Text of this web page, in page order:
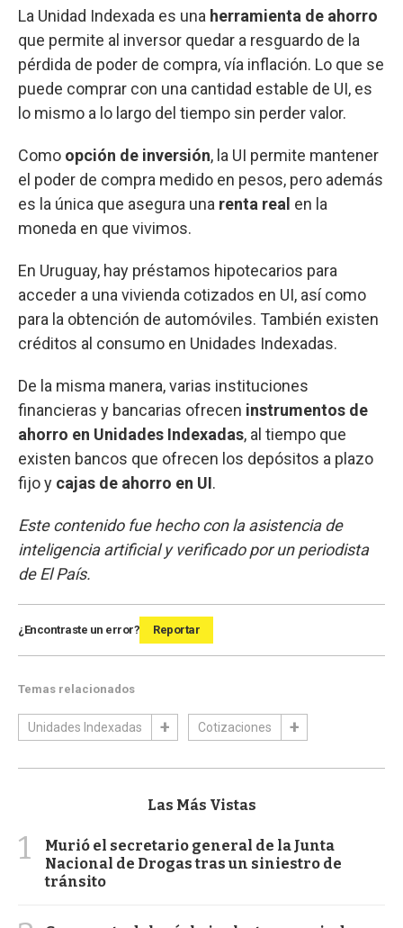
La Unidad Indexada es una herramienta de ahorro
que permite al inversor quedar a resguardo de la
pérdida de poder de compra, vía inflación. Lo que se
puede comprar con una cantidad estable de UI, es
lo mismo a lo largo del tiempo sin perder valor.
Como opción de inversión, la UI permite mantener
el poder de compra medido en pesos, pero además
es la única que asegura una renta real en la
moneda en que vivimos.
En Uruguay, hay préstamos hipotecarios para
acceder a una vivienda cotizados en UI, así como
para la obtención de automóviles. También existen
créditos al consumo en Unidades Indexadas.
De la misma manera, varias instituciones
financieras y bancarias ofrecen instrumentos de
ahorro en Unidades Indexadas, al tiempo que
existen bancos que ofrecen los depósitos a plazo
fijo y cajas de ahorro en UI.
Este contenido fue hecho con la asistencia de
inteligencia artificial y verificado por un periodista
de El País.
¿Encontraste un error? Reportar
Temas relacionados
Unidades Indexadas Cotizaciones
Las Más Vistas
1
Murió el secretario general de la Junta
Nacional de Drogas tras un siniestro de
tránsito